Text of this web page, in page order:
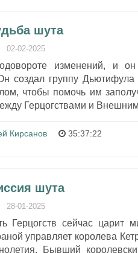
шута
02-02-2025
изменений, и
создал группу
чтобы помочь им
Герцогствами и
Кирсанов 35:37:22
шута
28-01-2025
Герцогств сейчас царит
управляет королева
Бывший